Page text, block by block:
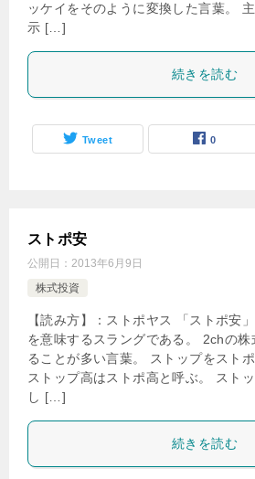
ッケイをそのように変換した言葉。
示 […]
続きを読む
Tweet 0
ストポ安
公開日： 2013年6月9日
株式投資
【読み方】：ストポヤス 「ストポ安
を意味するスラングである。 2chの
ることが多い言葉。 ストップをスト
ストップ高はストポ高と呼ぶ。 スト
し […]
続きを読む